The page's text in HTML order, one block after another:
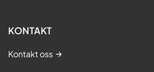
KONTAKT
Kontakt oss